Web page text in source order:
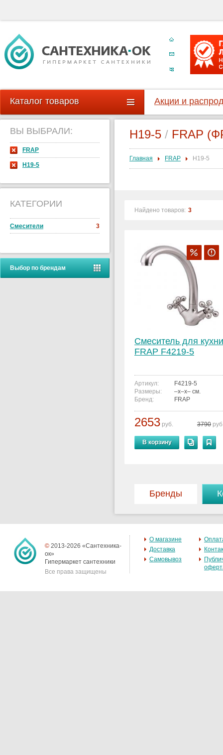
Каталог товаров Акции и
ВЫ ВЫБРАЛИ:
FRAP
H19-5
КАТЕГОРИИ
3
Смесители
Выбор по брендам
H19-5 / FRAP
Главная FRAP H19-5
Найдено товаров: 3
Смеситель для кухни
FRAP F4219-5
Артикул:
F4219-5
Размеры:
–x–x– см.
Бренд:
FRAP
2653 руб. 3790
В корзину
Бренды
© 2013-2026 «Сантехника-
ок»
Гипермаркет сантехники
Все права защищены
О магазине
Доставка
Самовывоз